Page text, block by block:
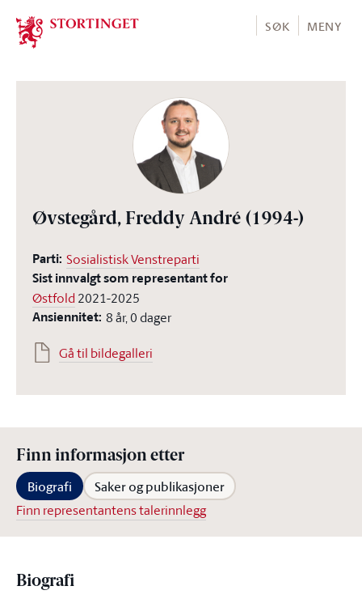
Stortinget.no
SØK MENY
Øvstegård, Freddy André (1994-)
Parti: Sosialistisk Venstreparti
Sist innvalgt som representant for
Østfold 2021-2025
Ansiennitet: 8 år, 0 dager
Gå til bildegalleri
Finn informasjon etter
Biografi Saker og publikasjoner
Finn representantens talerinnlegg
Biografi